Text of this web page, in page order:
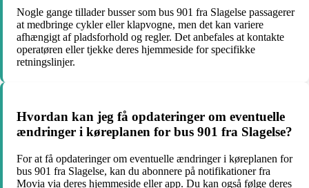
Nogle gange tillader busser som bus 901 fra Slagelse passagerer
at medbringe cykler eller klapvogne, men det kan variere
afhængigt af pladsforhold og regler. Det anbefales at kontakte
operatøren eller tjekke deres hjemmeside for specifikke
retningslinjer.
Hvordan kan jeg få opdateringer om eventuelle
ændringer i køreplanen for bus 901 fra Slagelse?
For at få opdateringer om eventuelle ændringer i køreplanen for
bus 901 fra Slagelse, kan du abonnere på notifikationer fra
Movia via deres hjemmeside eller app. Du kan også følge deres